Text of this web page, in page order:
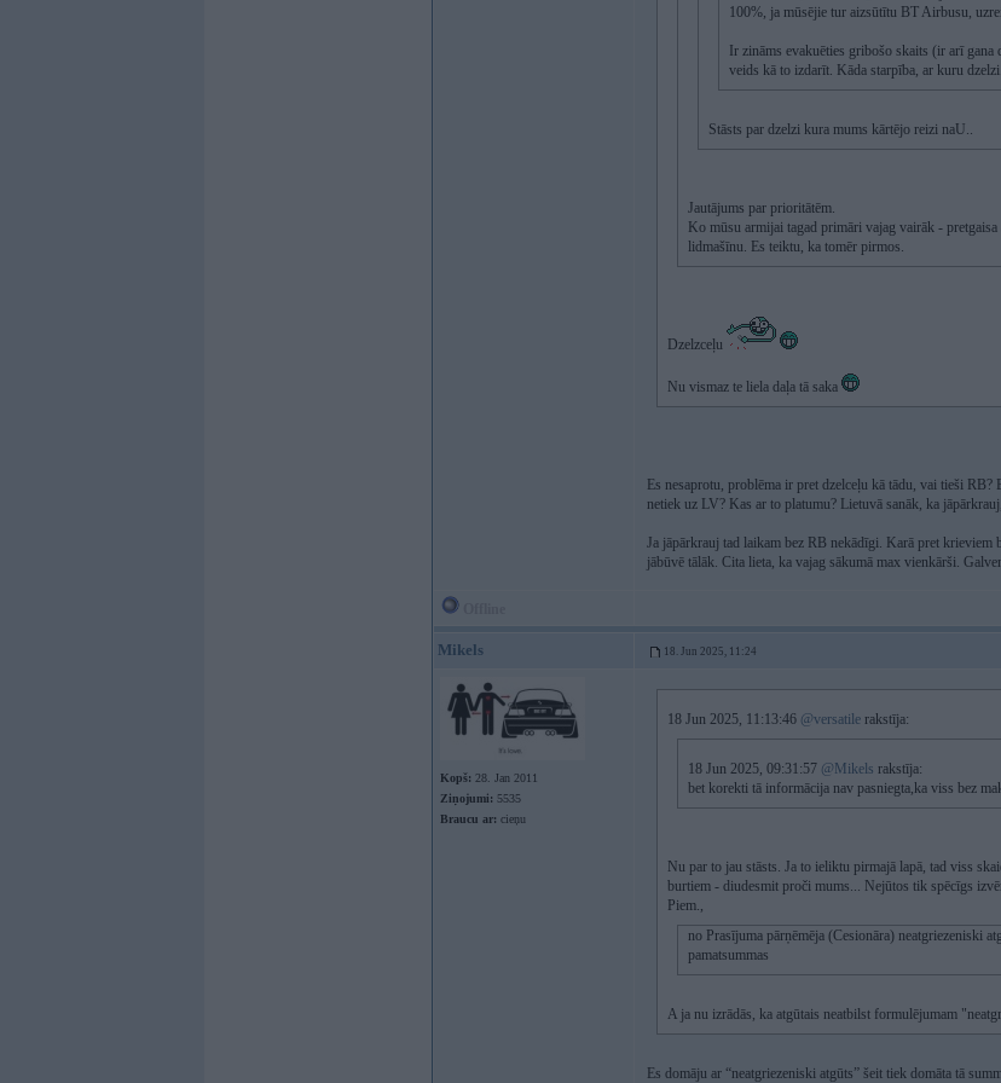
100%, ja mūsējie tur aizsūtītu BT Airbusu,
Ir zināms evakuēties gribošo skaits (ir arī
veids kā to izdarīt. Kāda starpība, ar kuru dzelzi.
Stāsts par dzelzi kura mums kārtējo reizi naU..
Jautājums par prioritātēm.
Ko mūsu armijai tagad primāri vajag vairāk -
lidmašīnu. Es teiktu, ka tomēr pirmos.
Dzelzceļu
Nu vismaz te liela daļa tā saka
Es nesaprotu, problēma ir pret dzelceļu kā tādu, vai tieši
netiek uz LV? Kas ar to platumu? Lietuvā sanāk, ka
Ja jāpārkrauj tad laikam bez RB nekādīgi. Karā pret
jābūvē tālāk. Cita lieta, ka vajag sākumā max vienkārši.
Mikels 18. Jun 2025, 11:24
Kopš: 28. Jan 2011
Ziņojumi: 5535
Braucu ar: cieņu
18 Jun 2025, 11:13:46 @versatile rakstīja:
18 Jun 2025, 09:31:57 @Mikels rakstīja:
bet korekti tā informācija nav pasniegta,ka viss bez
Nu par to jau stāsts. Ja to ieliktu pirmajā lapā, tad viss
burtiem - diudesmit proči mums... Nejūtos tik spēcīgs
Piem.,
no Prasījuma pārņēmēja (Cesionāra) neatgriezeniski
pamatsummas
A ja nu izrādās, ka atgūtais neatbilst formulējumam
Es domāju ar “neatgriezeniski atgūts” šeit tiek domāta tā